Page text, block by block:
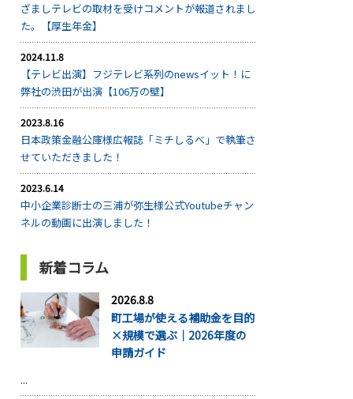
ざましテレビの取材を受けコメントが報道されまし
た。【厚生年金】
2024.11.8
【テレビ出演】フジテレビ系列のnewsイット！に
弊社の渋田が出演【106万の壁】
2023.8.16
日本政策金融公庫様広報誌「ミチしるべ」で執筆さ
せていただきました！
2023.6.14
中小企業診断士の三浦が弥生様公式Youtubeチャン
ネルの動画に出演しました！
新着コラム
2026.8.8
町工場が使える補助金を目的
×規模で選ぶ｜2026年度の
申請ガイド
...